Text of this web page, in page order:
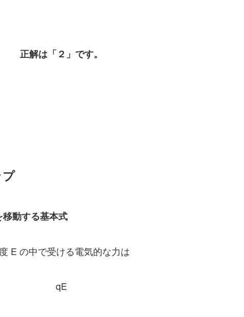
正解は「２」です。
動する基本式
E の中で受ける電気的な力は
qE